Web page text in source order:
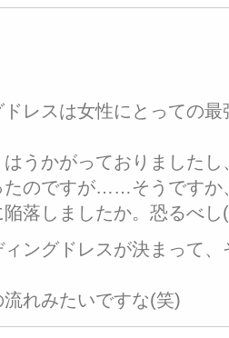
レスは女性にとっての
うかがっておりました
たのですが……そうですか
落しましたか。恐るべし
ングドレスが決まって
れみたいですな(笑)